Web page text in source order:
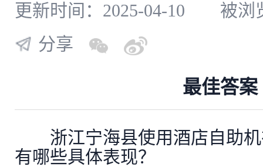
更新时间：2025-04-10
被浏
分享
最佳答案
浙江宁海县使用酒店自助
有哪些具体表现？